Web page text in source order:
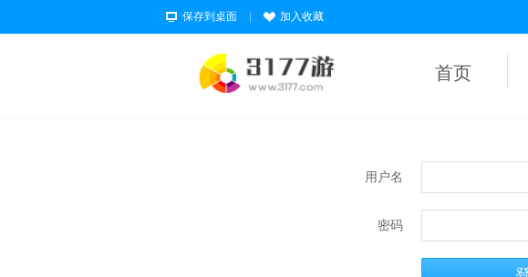
保存到桌面 加入收藏
首页
用户名
密码